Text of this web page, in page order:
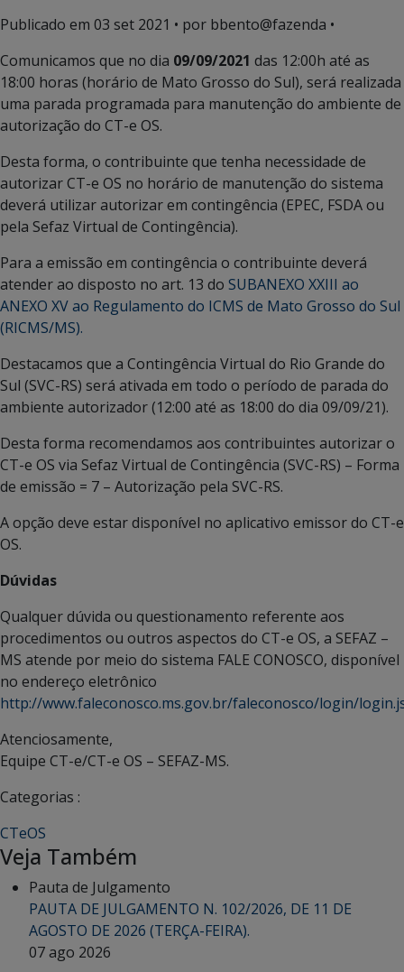
Publicado em 03 set 2021 • por bbento@fazenda •
Comunicamos que no dia 09/09/2021 das 12:00h até as
18:00 horas (horário de Mato Grosso do Sul), será realizada
uma parada programada para manutenção do ambiente de
autorização do CT-e OS.
Desta forma, o contribuinte que tenha necessidade de
autorizar CT-e OS no horário de manutenção do sistema
deverá utilizar autorizar em contingência (EPEC, FSDA ou
pela Sefaz Virtual de Contingência).
Para a emissão em contingência o contribuinte deverá
atender ao disposto no art. 13 do SUBANEXO XXIII ao
ANEXO XV ao Regulamento do ICMS de Mato Grosso do Sul
(RICMS/MS).
Destacamos que a Contingência Virtual do Rio Grande do
Sul (SVC-RS) será ativada em todo o período de parada do
ambiente autorizador (12:00 até as 18:00 do dia 09/09/21).
Desta forma recomendamos aos contribuintes autorizar o
CT-e OS via Sefaz Virtual de Contingência (SVC-RS) – Forma
de emissão = 7 – Autorização pela SVC-RS.
A opção deve estar disponível no aplicativo emissor do CT-e
OS.
Dúvidas
Qualquer dúvida ou questionamento referente aos
procedimentos ou outros aspectos do CT-e OS, a SEFAZ –
MS atende por meio do sistema FALE CONOSCO, disponível
no endereço eletrônico
http://www.faleconosco.ms.gov.br/faleconosco/login/
Atenciosamente,
Equipe CT-e/CT-e OS – SEFAZ-MS.
Categorias :
CTeOS
Veja Também
Pauta de Julgamento
PAUTA DE JULGAMENTO N. 102/2026, DE 11 DE
AGOSTO DE 2026 (TERÇA-FEIRA).
07 ago 2026